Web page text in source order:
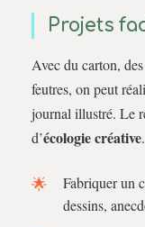
Projets
Avec du carton,
feutres, on peut
journal illustré. Le
d’écologie créative.
Fabriquer un
dessins,